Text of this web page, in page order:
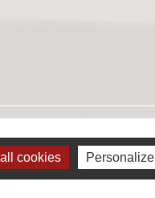
cookies Personalize